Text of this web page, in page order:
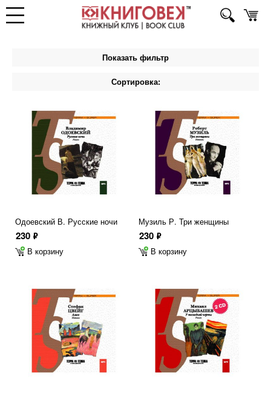
Показать фильтр
Сортировка:
Одоевский В. Русские ночи
230 ф
В корзину
Музиль Р. Три женщины
230 ф
В корзину